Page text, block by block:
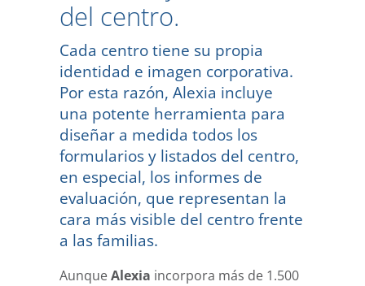
del centro.
Cada centro tiene su propia
identidad e imagen corporativa.
Por esta razón, Alexia incluye
una potente herramienta para
diseñar a medida todos los
formularios y listados del centro,
en especial, los informes de
evaluación, que representan la
cara más visible del centro frente
a las familias.
AunqueAlexia incorpora más de 1.500